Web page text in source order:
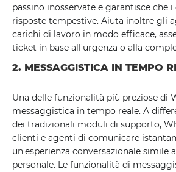
passino inosservate e garantisce che
risposte tempestive. Aiuta inoltre gli
carichi di lavoro in modo efficace,
ticket in base all'urgenza o alla
2. MESSAGGISTICA IN TEMPO
Una delle funzionalità più preziose di
messaggistica in tempo reale. A
dei tradizionali moduli di supporto,
clienti e agenti di comunicare
un'esperienza conversazionale simile
personale. Le funzionalità di